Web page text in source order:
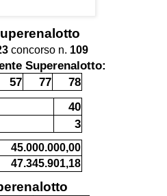
concorso n. 109
Superenalotto:
57 77 78
40
3
45.000.000,00
47.345.901,18